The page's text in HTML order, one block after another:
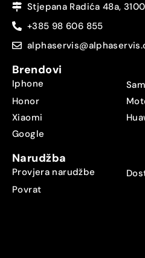
Stjepana Radića 48a,
+385 98 606 855
Brendovi
Iphone
Honor
Xiaomi
Google
Narudžba
Provjera narudžbe
Povrat